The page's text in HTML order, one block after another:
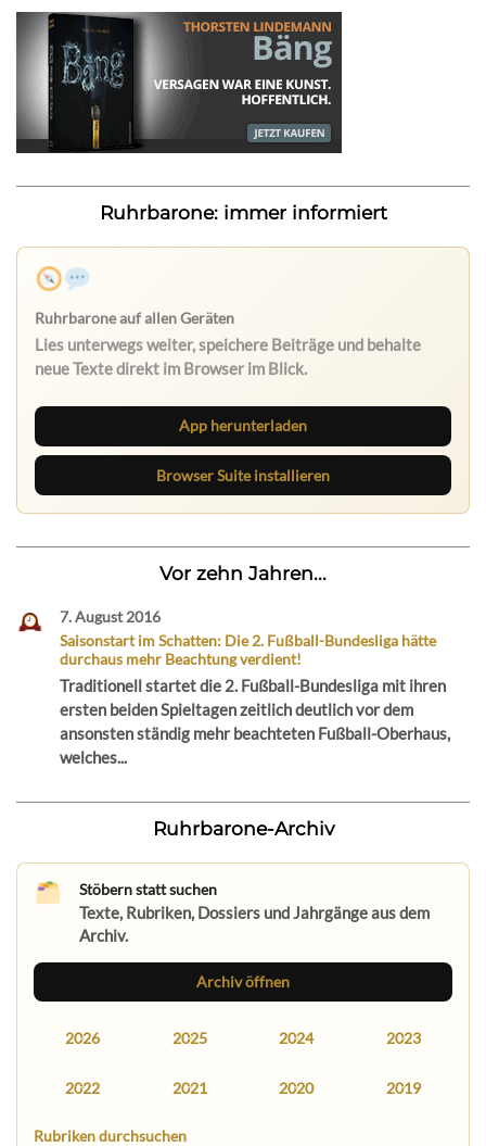
Ruhrbarone: immer informiert
App herunterladen
Browser Suite installieren
Vor zehn Jahren...
7. August 2016
Saisonstart im Schatten: Die 2. Fußball-Bundesliga hätte
durchaus mehr Beachtung verdient!
Traditionell startet die 2. Fußball-Bundesliga mit ihren
ersten beiden Spieltagen zeitlich deutlich vor dem
ansonsten ständig mehr beachteten Fußball-Oberhaus,
welches...
Ruhrbarone-Archiv
Stöbern statt suchen
Texte, Rubriken, Dossiers und Jahrgänge aus dem
Archiv.
Archiv öffnen
2026 2025 2024 2023
2022 2021 2020 2019
Rubriken durchsuchen